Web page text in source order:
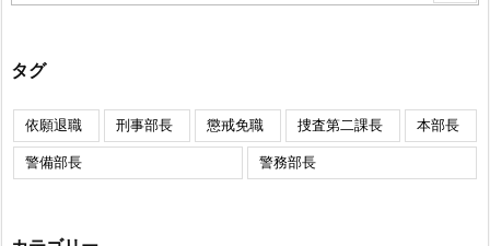
タグ
依願退職 刑事部長 懲戒免職 捜査第二課長
本部長
警備部長
警務部長